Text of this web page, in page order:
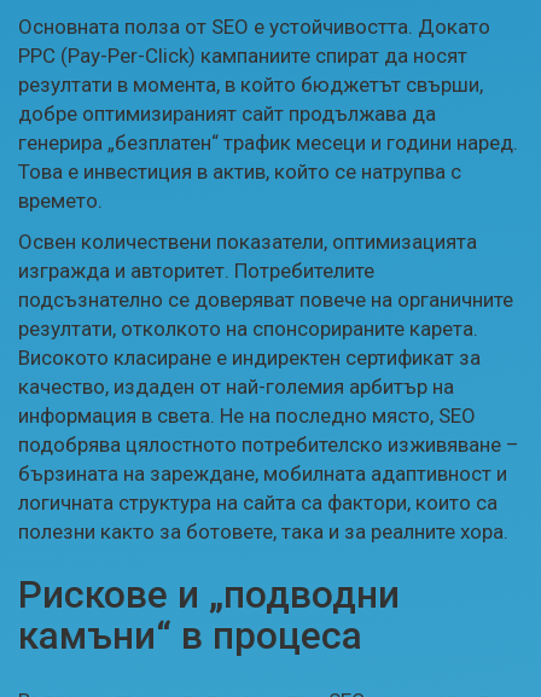
Основната полза от SEO е устойчивостта. Докато
PPC (Pay-Per-Click) кампаниите спират да носят
резултати в момента, в който бюджетът свърши,
добре оптимизираният сайт продължава да
генерира „безплатен“ трафик месеци и години наред.
Това е инвестиция в актив, който се натрупва с
времето.
Освен количествени показатели, оптимизацията
изгражда и авторитет. Потребителите
подсъзнателно се доверяват повече на органичните
резултати, отколкото на спонсорираните карета.
Високото класиране е индиректен сертификат за
качество, издаден от най-големия арбитър на
информация в света. Не на последно място, SEO
подобрява цялостното потребителско изживяване –
бързината на зареждане, мобилната адаптивност и
логичната структура на сайта са фактори, които са
полезни както за ботовете, така и за реалните хора.
Рискове и „подводни
камъни“ в процеса